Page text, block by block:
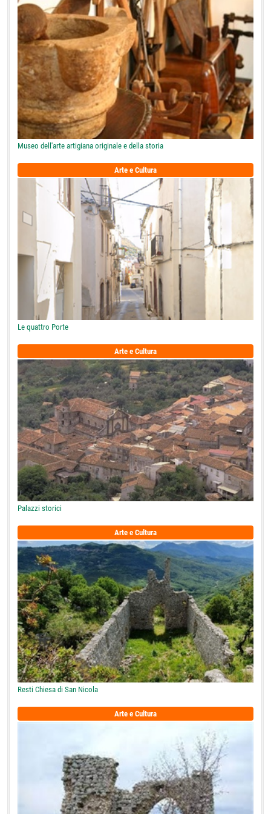
Museo dell'arte artigiana originale e della storia
Arte e Cultura
Le quattro Porte
Arte e Cultura
Palazzi storici
Arte e Cultura
Resti Chiesa di San Nicola
Arte e Cultura